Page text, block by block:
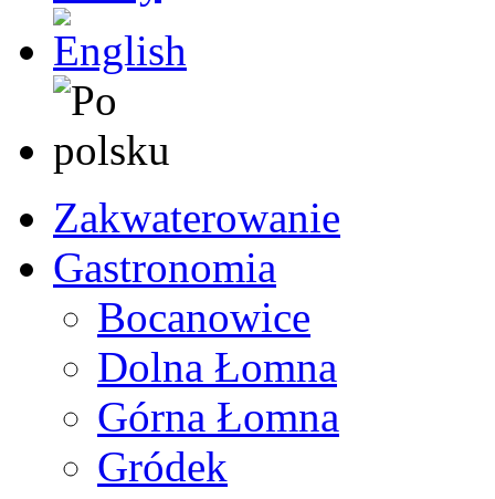
Zakwaterowanie
Gastronomia
Bocanowice
Dolna Łomna
Górna Łomna
Gródek